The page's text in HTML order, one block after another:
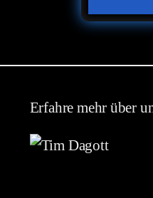
Erfahre mehr über